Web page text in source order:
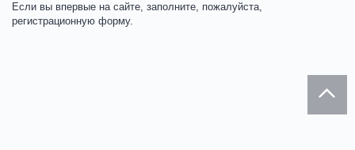
Если вы впервые на сайте, заполните, пожалуйста,
регистрационную форму.